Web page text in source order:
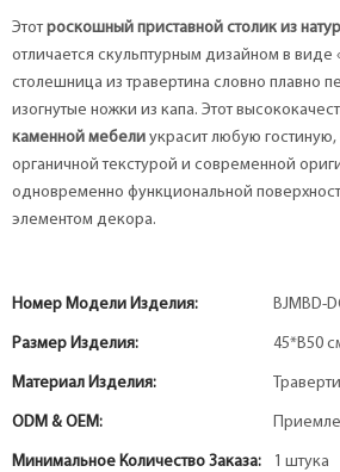
Этот роскошный приставной столик из
отличается скульптурным дизайном в виде
столешница из травертина словно плавно
изогнутые ножки из капа. Этот
каменной мебели украсит любую
органичной текстурой и современной
одновременно функциональной
элементом декора.
Номер Модели Изделия: BJMBD-
Размер Изделия: 45*В50
Материал Изделия:
ODM & OEM:
Минимальное Количество Заказа: 1 штука